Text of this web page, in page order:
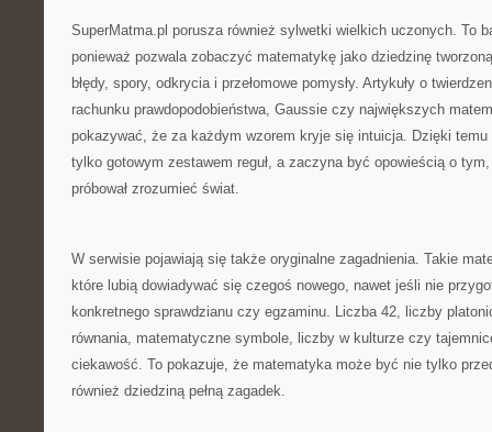
SuperMatma.pl porusza również sylwetki wielkich uczonych. To
ponieważ pozwala zobaczyć matematykę jako dziedzinę
błędy, spory, odkrycia i przełomowe pomysły. Artykuły o
rachunku prawdopodobieństwa, Gaussie czy największych
pokazywać, że za każdym wzorem kryje się intuicja. Dzięki
tylko gotowym zestawem reguł, a zaczyna być opowieścią o
próbował zrozumieć świat.
W serwisie pojawiają się także oryginalne zagadnienia. Takie
które lubią dowiadywać się czegoś nowego, nawet jeśli nie
konkretnego sprawdzianu czy egzaminu. Liczba 42, liczby
równania, matematyczne symbole, liczby w kulturze czy
ciekawość. To pokazuje, że matematyka może być nie tylko
również dziedziną pełną zagadek.